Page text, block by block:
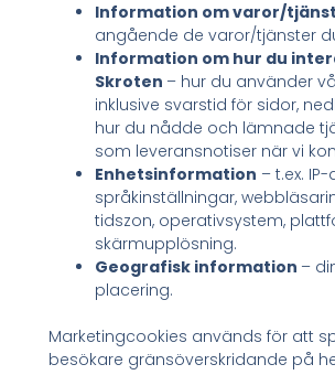
Information om varor/
angående de varor/tjänster
Information om hur du
Skroten – hur du använder
inklusive svarstid för sidor,
hur du nådde och lämnade
som leveransnotiser när vi
Enhetsinformation – t.ex.
språkinställningar,
tidszon, operativsystem,
skärmupplösning.
Geografisk information –
placering.
Marketingcookies används för att
besökare gränsöverskridande på